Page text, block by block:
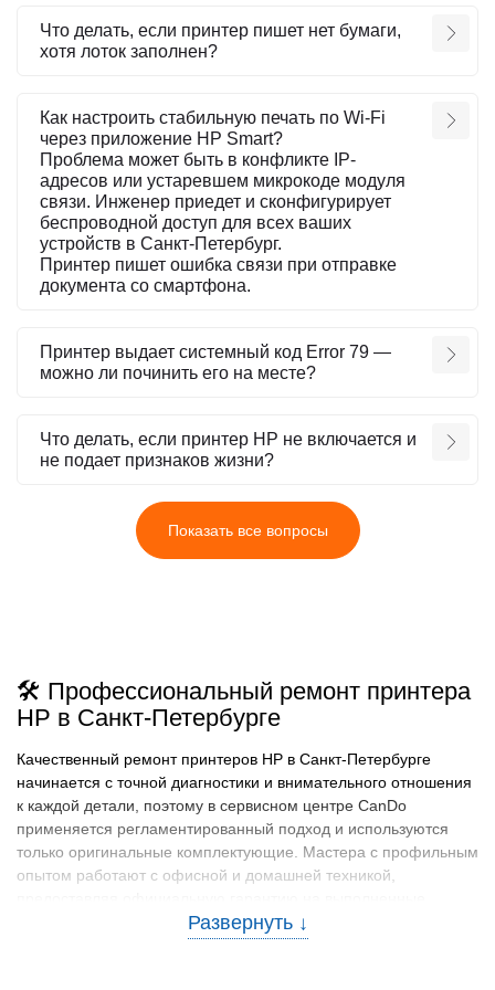
Что делать, если принтер пишет нет бумаги,
хотя лоток заполнен?
Как настроить стабильную печать по Wi-Fi
через приложение HP Smart?
Проблема может быть в конфликте IP-
адресов или устаревшем микрокоде модуля
связи. Инженер приедет и сконфигурирует
беспроводной доступ для всех ваших
устройств в Санкт-Петербург.
Принтер пишет ошибка связи при отправке
документа со смартфона.
Принтер выдает системный код Error 79 —
можно ли починить его на месте?
Что делать, если принтер HP не включается и
не подает признаков жизни?
Показать все вопросы
🛠️ Профессиональный ремонт принтера
HP в Санкт-Петербурге
Качественный ремонт принтеров HP в Санкт-Петербурге
начинается с точной диагностики и внимательного отношения
к каждой детали, поэтому в сервисном центре CanDo
применяется регламентированный подход и используются
только оригинальные комплектующие. Мастера с профильным
опытом работают с офисной и домашней техникой,
работы. Бесплатная проверка состояния устройства позволяет
заранее определить причину сбоя и избежать лишних